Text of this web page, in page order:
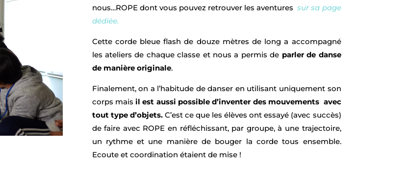
nous…ROPE dont vous pouvez retrouver les aventures sur sa page
dédiée.
Cette corde bleue flash de douze mètres de long a accompagné
les ateliers de chaque classe et nous a permis de parler de danse
de manière originale.
Finalement, on a l’habitude de danser en utilisant uniquement son
corps maisil est aussi possible d’inventer des mouvements avec
tout type d’objets.C’est ce que les élèves ont essayé (avec succès)
de faire avec ROPE en réfléchissant, par groupe, à une trajectoire,
un rythme et une manière de bouger la corde tous ensemble.
Ecoute et coordination étaient de mise !